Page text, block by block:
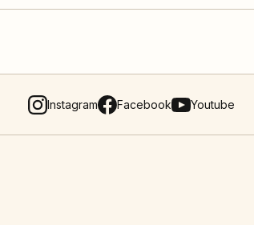
Instagram Facebook Youtube